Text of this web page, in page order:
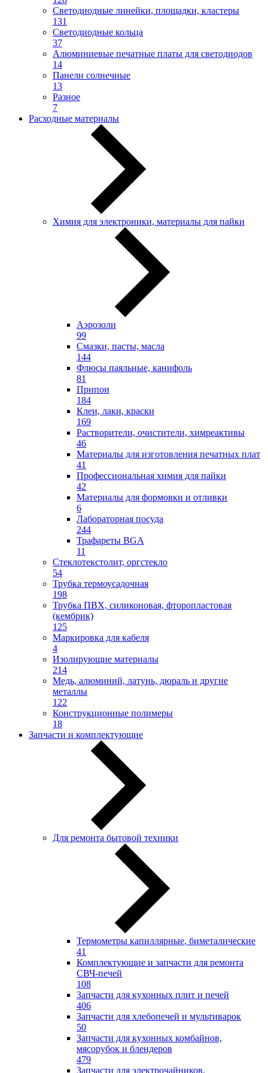
Светодиодные линейки, площадки, кластеры
131
Светодиодные кольца
37
Алюминиевые печатные платы для светодиодов
14
Панели солнечные
13
Разное
7
Расходные материалы
Химия для электроники, материалы для пайки
Аэрозоли
99
Смазки, пасты, масла
144
Флюсы паяльные, канифоль
81
Припои
184
Клеи, лаки, краски
169
Растворители, очистители, химреактивы
46
Материалы для изготовления печатных плат
41
Профессиональная химия для пайки
42
Материалы для формовки и отливки
6
Лабораторная посуда
244
Трафареты BGA
11
Стеклотекстолит, оргстекло
54
Трубка термоусадочная
198
Трубка ПВХ, силиконовая, фторопластовая
(кембрик)
125
Маркировка для кабеля
4
Изолирующие материалы
214
Медь, алюминий, латунь, дюраль и другие
металлы
122
Конструкционные полимеры
18
Запчасти и комплектующие
Для ремонта бытовой техники
Термометры капиллярные, биметалические
41
Комплектующие и запчасти для ремонта
СВЧ-печей
108
Запчасти для кухонных плит и печей
406
Запчасти для хлебопечей и мультиварок
50
Запчасти для кухонных комбайнов,
мясорубок и блендеров
479
Запчасти для электрочайников,